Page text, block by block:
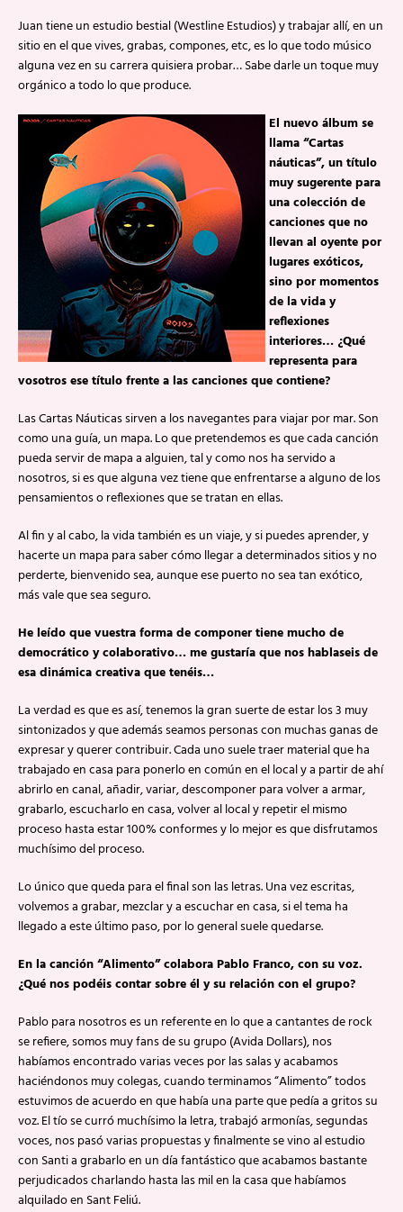
Juan tiene un estudio bestial (Westline Estudios) y trabajar allí, en un
sitio en el que vives, grabas, compones, etc, es lo que todo músico
alguna vez en su carrera quisiera probar… Sabe darle un toque muy
orgánico a todo lo que produce.
El nuevo álbum se
llama “Cartas
náuticas”, un título
muy sugerente para
una colección de
canciones que no
llevan al oyente por
lugares exóticos,
sino por momentos
de la vida y
reflexiones
interiores… ¿Qué
representa para
vosotros ese título frente a las canciones que contiene?
Las Cartas Náuticas sirven a los navegantes para viajar por mar. Son
como una guía, un mapa. Lo que pretendemos es que cada canción
pueda servir de mapa a alguien, tal y como nos ha servido a
nosotros, si es que alguna vez tiene que enfrentarse a alguno de los
pensamientos o reflexiones que se tratan en ellas.
Al fin y al cabo, la vida también es un viaje, y si puedes aprender, y
hacerte un mapa para saber cómo llegar a determinados sitios y no
perderte, bienvenido sea, aunque ese puerto no sea tan exótico,
más vale que sea seguro.
He leído que vuestra forma de componer tiene mucho de
democrático y colaborativo… me gustaría que nos hablaseis de
esa dinámica creativa que tenéis…
La verdad es que es así, tenemos la gran suerte de estar los 3 muy
sintonizados y que además seamos personas con muchas ganas de
expresar y querer contribuir. Cada uno suele traer material que ha
trabajado en casa para ponerlo en común en el local y a partir de ahí
abrirlo en canal, añadir, variar, descomponer para volver a armar,
grabarlo, escucharlo en casa, volver al local y repetir el mismo
proceso hasta estar 100% conformes y lo mejor es que disfrutamos
muchísimo del proceso.
Lo único que queda para el final son las letras. Una vez escritas,
volvemos a grabar, mezclar y a escuchar en casa, si el tema ha
llegado a este último paso, por lo general suele quedarse.
En la canción “Alimento” colabora Pablo Franco, con su voz.
¿Qué nos podéis contar sobre él y su relación con el grupo?
Pablo para nosotros es un referente en lo que a cantantes de rock
se refiere, somos muy fans de su grupo (Avida Dollars), nos
habíamos encontrado varias veces por las salas y acabamos
haciéndonos muy colegas, cuando terminamos “Alimento” todos
estuvimos de acuerdo en que había una parte que pedía a gritos su
voz. El tío se curró muchísimo la letra, trabajó armonías, segundas
voces, nos pasó varias propuestas y finalmente se vino al estudio
con Santi a grabarlo en un día fantástico que acabamos bastante
perjudicados charlando hasta las mil en la casa que habíamos
alquilado en Sant Feliú.